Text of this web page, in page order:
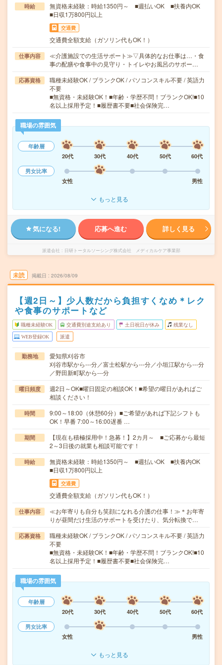
時給
無資格未経験：時給1350円～ ■週払いOK ■扶養内OK
■日収1万800円以上
交通費
交通費全額支給（ガソリン代もOK！）
仕事内容
≪介護施設での生活サポート≫▽具体的なお仕事は…・食
事の配膳や食事中の見守り・トイレやお風呂のサポー…
応募資格
職種未経験OK / ブランクOK / パソコンスキル不要 / 英語力
不要
■無資格・未経験OK！■年齢・学歴不問！ブランクOK!■10
名以上採用予定！■履歴書不要■社会保険完…
職場の雰囲気
年齢層
20代
30代 40代 50代
60代
男女比率
女性
男性
もっと見る
気になる! 応募へ進む 詳しく見る
派遣会社 日研トータルソーシング株式会社 メディカルケア事業部
未読 掲載日 2026/08/09
【週2日～】少人数だから負担すくなめ＊レク
や食事のサポートなど
職種未経験OK 交通費別途支給あり 土日祝日が休み 残業なし
WEB登録OK 派遣
勤務地
愛知県刈谷市
刈谷市駅から---分／富士松駅から---分／小垣江駅から---分
／野田新町駅から---分
曜日頻度
週2日～OK■曜日固定の相談OK！■希望の曜日があればご
相談ください！
時間
9:00～18:00（休憩60分）■ご希望があれば下記シフトも
OK！早番 7:00～16:00遅番 …
期間
【現在も積極採用中！急募！】2カ月～ ■ご応募から最短
2～3日後の就業も相談可能です！
時給
無資格未経験：時給1350円～ ■週払いOK ■扶養内OK
■日収1万800円以上
交通費
交通費全額支給（ガソリン代もOK！）
仕事内容
≪お年寄りも自分も笑顔になれる介護の仕事！≫＊お年寄
りが昼間だけ生活のサポートを受けたり、気分転換で…
応募資格
職種未経験OK / ブランクOK / パソコンスキル不要 / 英語力
不要
■無資格・未経験OK！■年齢・学歴不問！ブランクOK!■10
名以上採用予定！■履歴書不要■社会保険完…
職場の雰囲気
年齢層
20代
30代 40代 50代
60代
男女比率
女性
男性
もっと見る